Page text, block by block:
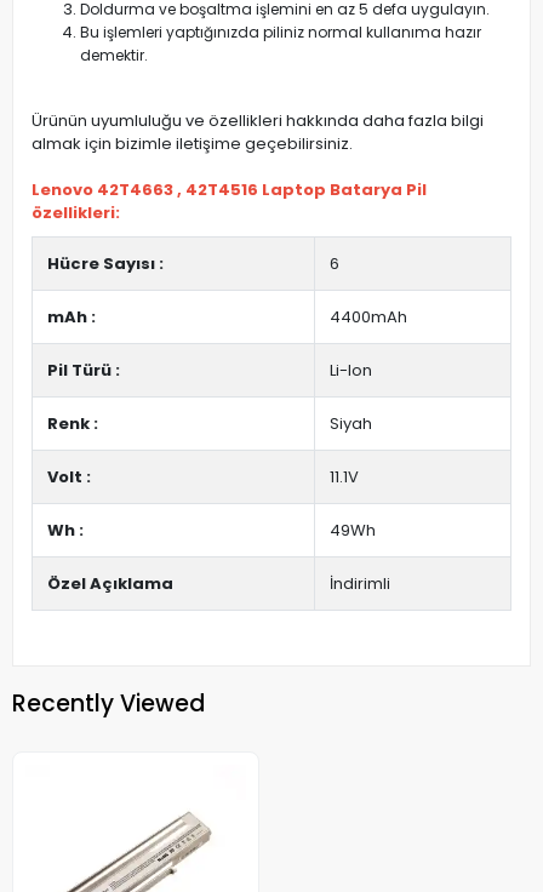
Doldurma ve boşaltma işlemini en az 5 defa uygulayın.
Bu işlemleri yaptığınızda piliniz normal kullanıma hazır
demektir.
Ürünün uyumluluğu ve özellikleri hakkında daha fazla bilgi
almak için bizimle iletişime geçebilirsiniz.
Lenovo 42T4663 , 42T4516 Laptop Batarya Pil
özellikleri:
Hücre Sayısı : 6
mAh : 4400mAh
Pil Türü : Li-Ion
Renk : Siyah
Volt : 11.1V
Wh : 49Wh
Özel Açıklama İndirimli
Recently Viewed